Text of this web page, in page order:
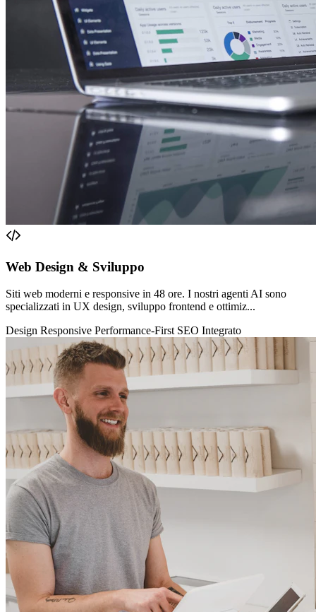
Web Design & Sviluppo
Siti web moderni e responsive in 48 ore. I nostri agenti AI sono
specializzati in UX design, sviluppo frontend e ottimiz...
Design Responsive Performance-First SEO Integrato